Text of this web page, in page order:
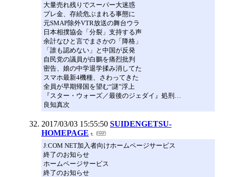
大量売れ残りでスーパー大迷惑
プレ金、存続危ぶまれる事態に
元SMAP除外VTR放送の舞台ウラ
日本相撲協会「分裂」支持する声
余計なひと言でまさかの「降格」
「誰も認めない」と中国が反発
自民党の議員が白鵬を痛烈批判
密告、娘の中学退学揉み消してた
スマホ最新4機種、さわってきた
全員が早期帰国を望む“謎”浮上
『スター・ウォーズ／最後のジェダイ』処刑…
良知真次
2017/03/03 15:55:50 SUIDENGETSU-
HOMEPAGE
J:COM NET加入者向けホームページサービス
終了のお知らせ
ホームページサービス
終了のお知らせ